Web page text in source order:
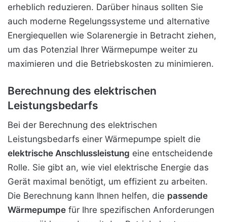
erheblich reduzieren. Darüber hinaus sollten Sie
auch moderne Regelungssysteme und alternative
Energiequellen wie Solarenergie in Betracht ziehen,
um das Potenzial Ihrer Wärmepumpe weiter zu
maximieren und die Betriebskosten zu minimieren.
Berechnung des elektrischen
Leistungsbedarfs
Bei der Berechnung des elektrischen
Leistungsbedarfs einer Wärmepumpe spielt die
elektrische Anschlussleistung eine entscheidende
Rolle. Sie gibt an, wie viel elektrische Energie das
Gerät maximal benötigt, um effizient zu arbeiten.
Die Berechnung kann Ihnen helfen, die passende
Wärmepumpe für Ihre spezifischen Anforderungen